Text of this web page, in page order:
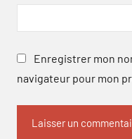
Enregistrer mon
navigateur pour mon